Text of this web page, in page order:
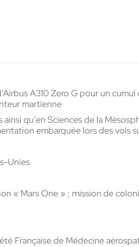
A310 Zero G pour un cumul
martienne
qu’en Sciences de la
embarquée lors des vols
Unies
« Mars One » ; mission de
Française de Médecine